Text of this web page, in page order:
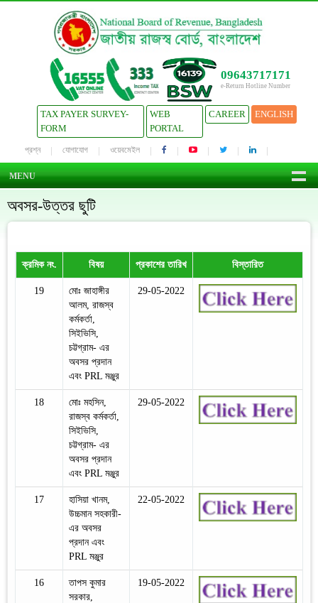
09643717171
e-Return Hotline Number
TAX PAYER SURVEY-
FORM
WEB
PORTAL
CAREER ENGLISH
প্রশ্ন যোগাযোগ ওয়েবমেইল
MENU
অবসর-উত্তর ছুটি
ক্রমিক নং. বিষয় প্রকাশের তারিখ বিস্তারিত
19
মোঃ জাহাঙ্গীর
আলম, রাজস্ব
কর্মকর্তা,
সিইভিসি,
চট্টগ্রাম- এর
অবসর প্রদান
এবং PRL মঞ্জুর
29-05-2022
18
মোঃ মহসিন,
রাজস্ব কর্মকর্তা,
সিইভিসি,
চট্টগ্রাম- এর
অবসর প্রদান
এবং PRL মঞ্জুর
29-05-2022
17
হাসিয়া খানম,
উচ্চমান সহকারী-
এর অবসর
প্রদান এবং
PRL মঞ্জুর
22-05-2022
16
তাপস কুমার
সরকার,
19-05-2022